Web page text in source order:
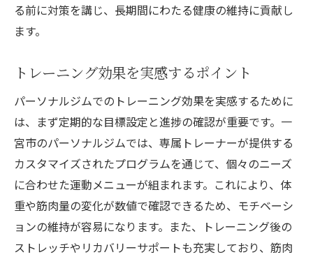
る前に対策を講じ、長期間にわたる健康の維持に貢献し
ます。
トレーニング効果を実感するポイント
パーソナルジムでのトレーニング効果を実感するために
は、まず定期的な目標設定と進捗の確認が重要です。一
宮市のパーソナルジムでは、専属トレーナーが提供する
カスタマイズされたプログラムを通じて、個々のニーズ
に合わせた運動メニューが組まれます。これにより、体
重や筋肉量の変化が数値で確認できるため、モチベーシ
ョンの維持が容易になります。また、トレーニング後の
ストレッチやリカバリーサポートも充実しており、筋肉